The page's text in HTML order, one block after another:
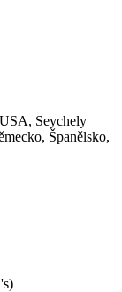
Seychely
Španělsko,